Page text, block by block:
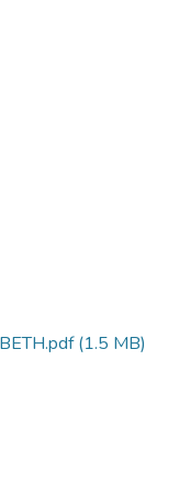
(1.5 MB)